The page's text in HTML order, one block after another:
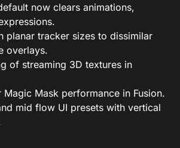
now clears animations,
planar tracker sizes to dissimilar
overlays.
of streaming 3D textures in
Mask performance in Fusion.
mid flow UI presets with vertical